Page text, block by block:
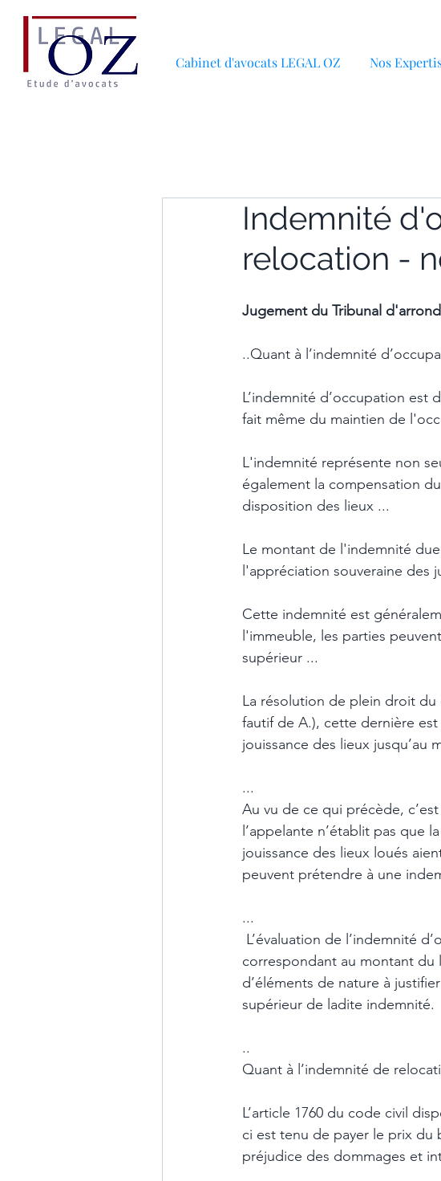
Cabinet d'avocats LEGAL OZ Nos
Indemnité
relocation -
Jugement du Tribunal
..Quant à l’indemnité
L’indemnité d’occupation
fait même du maintien de
L'indemnité représente non
également la compensation
disposition des lieux ...
Le montant de l'indemnité
l'appréciation souveraine des
Cette indemnité est
l'immeuble, les parties
supérieur ...
La résolution de plein droit
fautif de A.), cette dernière
jouissance des lieux jusqu’au
...
Au vu de ce qui précède,
l’appelante n’établit pas que
jouissance des lieux loués
peuvent prétendre à une
...
correspondant au montant du
d’éléments de nature à
supérieur de ladite indemnité.
..
Quant à l’indemnité de
L’article 1760 du code civil
ci est tenu de payer le prix du
préjudice des dommages et